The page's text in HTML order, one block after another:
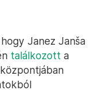
Janez Janša
találkozott a